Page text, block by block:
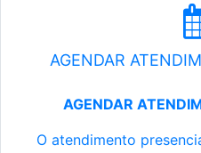
AGENDAR
AGENDAR
O atendimento